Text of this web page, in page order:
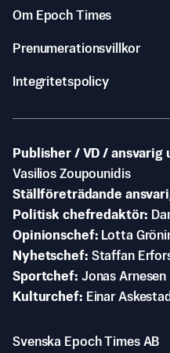
Om Epoch Times
Prenumerationsvillkor
Integritetspolicy
Publisher / VD / ansvarig
Vasilios Zoupounidis
Ställföreträdande
Politisk chefredaktör
Opinionschef
Lotta
Nyhetschef Staffan
Sportchef Jonas Arnesen
Kulturchef
Einar Askestad
Svenska Epoch Times AB